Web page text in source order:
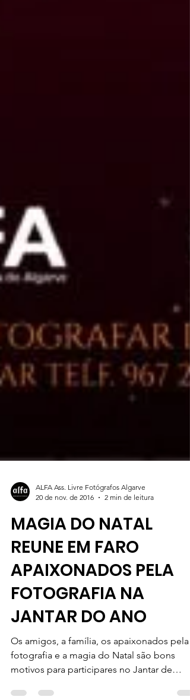
ALFA Ass. Livre Fotógrafos Algarve
20 de nov. de 2016
2 min de leitura
MAGIA DO NATAL
REUNE EM FARO
APAIXONADOS PELA
FOTOGRAFIA NA
JANTAR DO ANO
Os amigos, a família, os apaixonados pela
fotografia e a magia do Natal são bons